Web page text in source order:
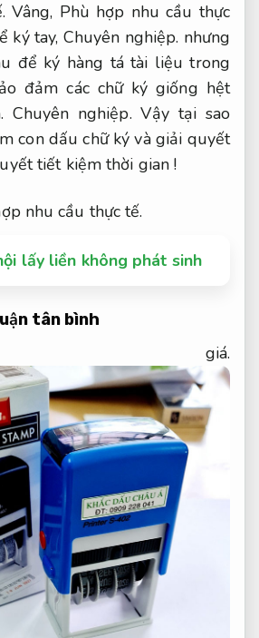
Vâng, Phù hợp nhu cầu thực
ký tay, Chuyên nghiệp. nhưng
để ký hàng tá tài liệu trong
đảm các chữ ký giống hệt
Chuyên nghiệp. Vậy tại sao
con dấu chữ ký và giải quyết
tiết kiệm thời gian !
nhu cầu thực tế.
lấy liền không phát sinh
tân bình
giá.